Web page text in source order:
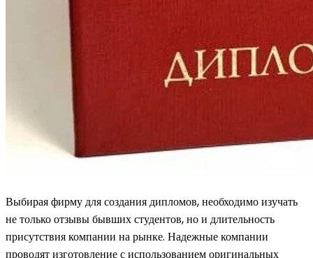
Выбирая фирму для создания дипломов, необходимо изучать
не только отзывы бывших студентов, но и длительность
присутствия компании на рынке. Надежные компании
проводят изготовление с использованием оригинальных